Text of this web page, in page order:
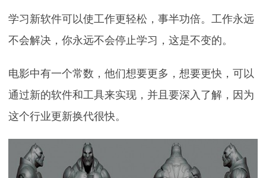
学习新软件可以使工作更轻松，事半功倍。工作永远
不会解决，你永远不会停止学习，这是不变的。
电影中有一个常数，他们想要更多，想要更快，可以
通过新的软件和工具来实现，并且要深入了解，因为
这个行业更新换代很快。